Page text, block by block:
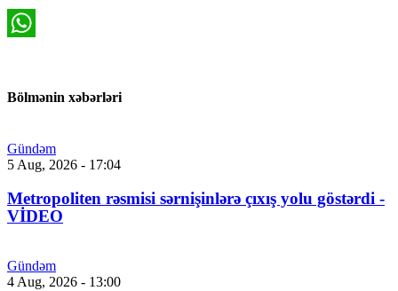
Bölmənin xəbərləri
Gündəm
5 Aug, 2026 - 17:04
Metropoliten rəsmisi sərnişinlərə çıxış yolu göstərdi -
VİDEO
Gündəm
4 Aug, 2026 - 13:00